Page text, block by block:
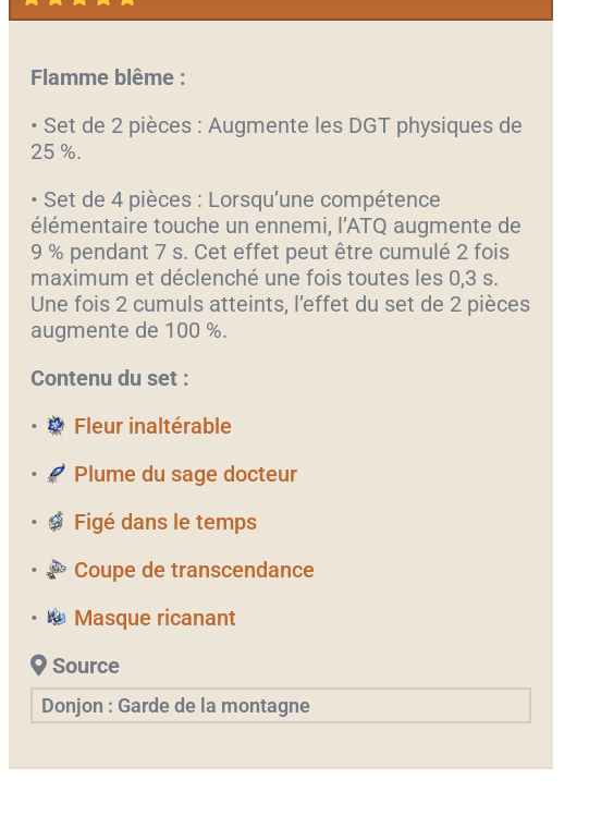
Flamme blême :
• Set de 2 pièces : Augmente les DGT physiques de
25 %.
• Set de 4 pièces : Lorsqu’une compétence
élémentaire touche un ennemi, l’ATQ augmente de
9 % pendant 7 s. Cet effet peut être cumulé 2 fois
maximum et déclenché une fois toutes les 0,3 s.
Une fois 2 cumuls atteints, l’effet du set de 2 pièces
augmente de 100 %.
Contenu du set :
•
Fleur inaltérable
•
Plume du sage docteur
•
Figé dans le temps
•
Coupe de transcendance
•
Masque ricanant
Source
Donjon : Garde de la montagne